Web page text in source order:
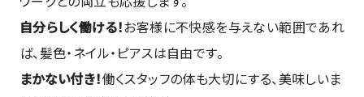
自分らしく働ける！お客様に不快感を与えない範囲であれ
ば、髪色・ネイル・ピアスは自由です。
まかない付き！働くスタッフの体も大切にする、美味しいま